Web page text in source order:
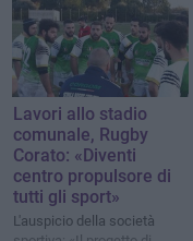
Lavori allo stadio
comunale, Rugby
Corato: «Diventi
centro propulsore di
tutti gli sport»
L'auspicio della società